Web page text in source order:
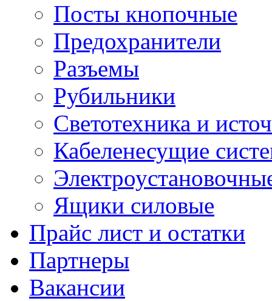
Посты кнопочные
Предохранители
Разъемы
Рубильники
Светотехника и
Кабеленесущие
Ящики силовые
Прайс лист и остатки
Партнеры
Вакансии